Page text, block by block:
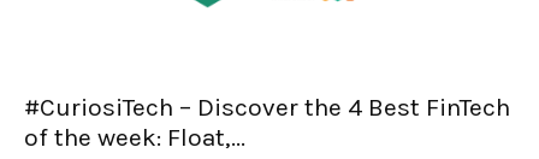
#CuriosiTech – Discover the 4 Best FinTech
of the week: Float,...